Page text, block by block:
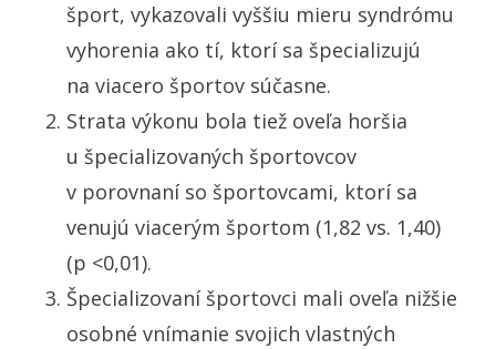
šport, vykazovali vyššiu mieru syndrómu
vyhorenia ako tí, ktorí sa špecializujú
na viacero športov súčasne.
Strata výkonu bola tiež oveľa horšia
u špecializovaných športovcov
v porovnaní so športovcami, ktorí sa
venujú viacerým športom (1,82 vs. 1,40)
(p <0,01).
Špecializovaní športovci mali oveľa nižšie
osobné vnímanie svojich vlastných